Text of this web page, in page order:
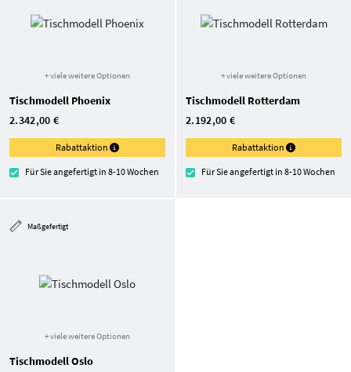
+ viele weitere Optionen
Tischmodell Phoenix
2.342,00 €
Rabattaktion
Für Sie angefertigt in 8-10 Wochen
+ viele weitere Optionen
Tischmodell Rotterdam
2.192,00 €
Rabattaktion
Für Sie angefertigt in 8-10 Wochen
Maßgefertigt
+ viele weitere Optionen
Tischmodell Oslo